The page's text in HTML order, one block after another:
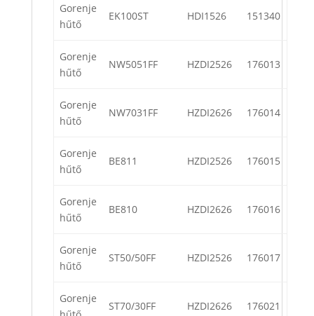
Gorenje
hűtő
EK100ST HDI1526 151340
Gorenje
hűtő
NW5051FF HZDI2526 176013
Gorenje
hűtő
NW7031FF HZDI2626 176014
Gorenje
hűtő
BE811 HZDI2526 176015
Gorenje
hűtő
BE810 HZDI2626 176016
Gorenje
hűtő
ST50/50FF HZDI2526 176017
Gorenje
ST70/30FF HZDI2626 176021